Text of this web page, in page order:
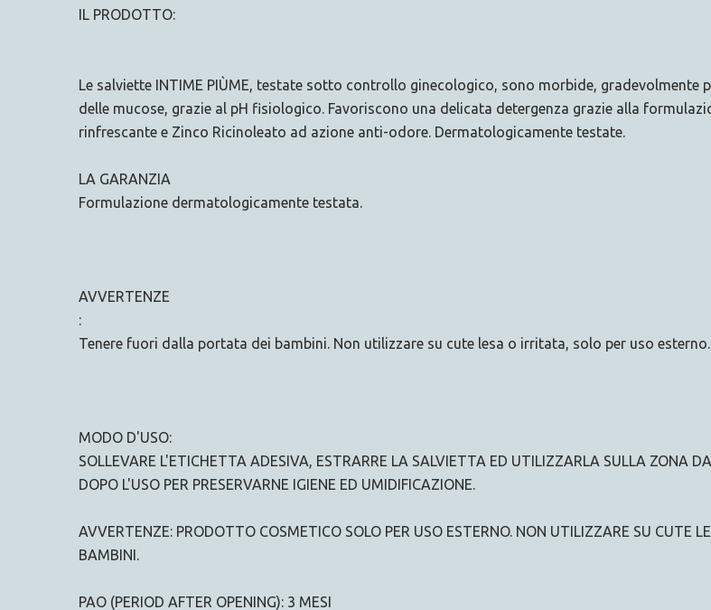
IL PRODOTTO:
Le salviette INTIME PIÙME, testate sotto controllo ginecologico, sono morbide,
delle mucose, grazie al pH fisiologico. Favoriscono una delicata detergenza grazie alla
rinfrescante e Zinco Ricinoleato ad azione anti-odore. Dermatologicamente testate.
LA GARANZIA
Formulazione dermatologicamente testata.
AVVERTENZE
:
Tenere fuori dalla portata dei bambini. Non utilizzare su cute lesa o irritata, solo per uso esterno.
MODO D'USO:
SOLLEVARE L'ETICHETTA ADESIVA, ESTRARRE LA SALVIETTA ED UTILIZZARLA SULLA ZONA
DOPO L'USO PER PRESERVARNE IGIENE ED UMIDIFICAZIONE.
AVVERTENZE: PRODOTTO COSMETICO SOLO PER USO ESTERNO. NON UTILIZZARE SU CUTE
BAMBINI.
PAO (PERIOD AFTER OPENING): 3 MESI